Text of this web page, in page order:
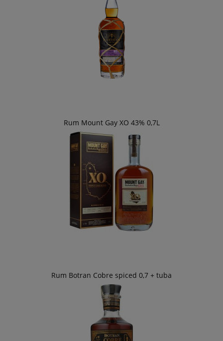
Rum Mount Gay XO 43% 0,7L
Rum Botran Cobre spiced 0,7 + tuba